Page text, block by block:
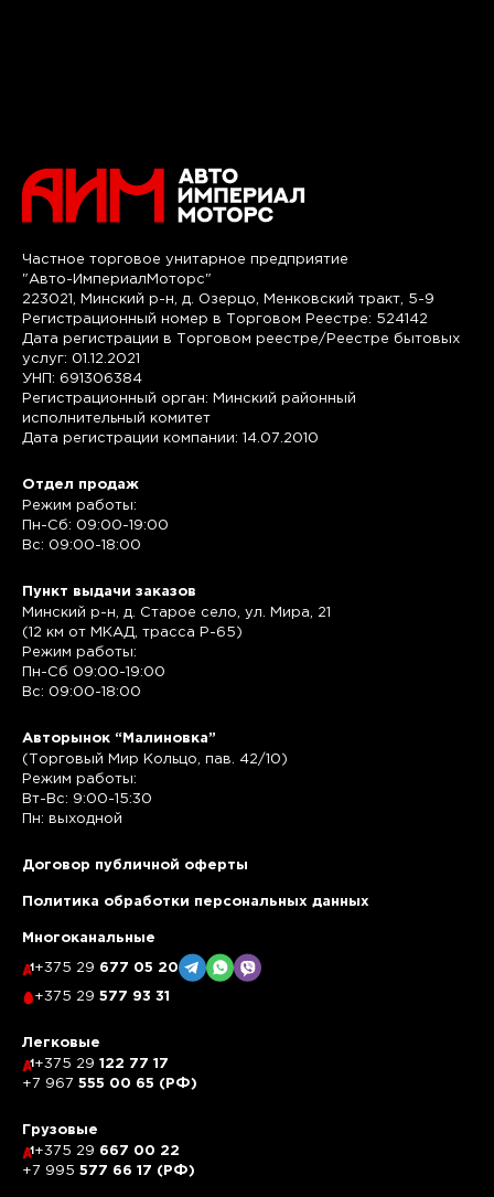
Частное торговое унитарное предприятие
"Авто-ИмпериалМоторс"
223021, Минский р-н, д. Озерцо, Менковский тракт, 5-9
Регистрационный номер в Торговом Реестре: 524142
Дата регистрации в Торговом реестре/Реестре бытовых
услуг: 01.12.2021
УНП: 691306384
Регистрационный орган: Минский районный
исполнительный комитет
Дата регистрации компании: 14.07.2010
Отдел продаж
Режим работы:
Пн-Сб: 09:00-19:00
Вс: 09:00-18:00
Пункт выдачи заказов
Минский р-н, д. Старое село, ул. Мира, 21
(12 км от МКАД, трасса P-65)
Режим работы:
Пн-Сб 09:00-19:00
Вс: 09:00-18:00
Авторынок “Малиновка”
(Торговый Мир Кольцо, пав. 42/10)
Режим работы:
Вт-Вс: 9:00-15:30
Пн: выходной
Договор публичной оферты
Политика обработки персональных данных
Многоканальные
+375 29 677 05 20
+375 29 577 93 31
Легковые
+375 29 122 77 17
+7 967 555 00 65 (РФ)
Грузовые
+375 29 667 00 22
+7 995 577 66 17 (РФ)